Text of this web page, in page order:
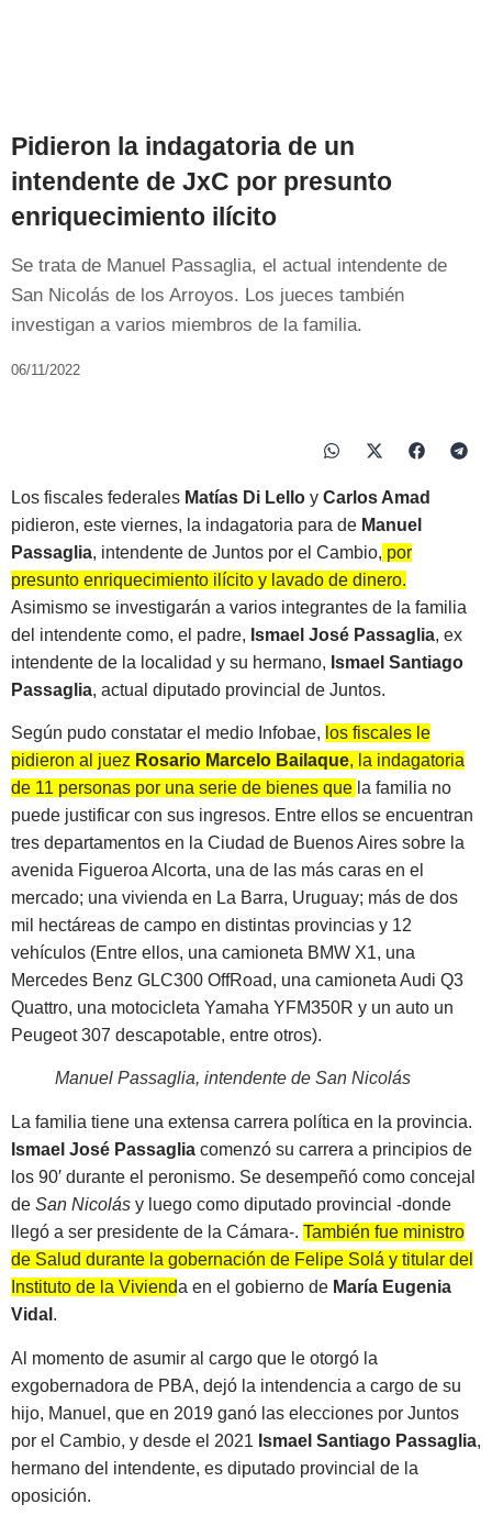
Pidieron la indagatoria de un
intendente de JxC por presunto
enriquecimiento ilícito
Se trata de Manuel Passaglia, el actual intendente de
San Nicolás de los Arroyos. Los jueces también
investigan a varios miembros de la familia.
06/11/2022
Los fiscales federales Matías Di Lello y Carlos Amad
pidieron, este viernes, la indagatoria para de Manuel
Passaglia, intendente de Juntos por el Cambio, por
presunto enriquecimiento ilícito y lavado de dinero.
Asimismo se investigarán a varios integrantes de la familia
del intendente como, el padre, Ismael José Passaglia, ex
intendente de la localidad y su hermano, Ismael Santiago
Passaglia, actual diputado provincial de Juntos.
Según pudo constatar el medio Infobae, los fiscales le
pidieron al juez Rosario Marcelo Bailaque, la indagatoria
de 11 personas por una serie de bienes que la familia no
puede justificar con sus ingresos. Entre ellos se encuentran
tres departamentos en la Ciudad de Buenos Aires sobre la
avenida Figueroa Alcorta, una de las más caras en el
mercado; una vivienda en La Barra, Uruguay; más de dos
mil hectáreas de campo en distintas provincias y 12
vehículos (Entre ellos, una camioneta BMW X1, una
Mercedes Benz GLC300 OffRoad, una camioneta Audi Q3
Quattro, una motocicleta Yamaha YFM350R y un auto un
Peugeot 307 descapotable, entre otros).
Manuel Passaglia, intendente de San Nicolás
La familia tiene una extensa carrera política en la provincia.
Ismael José Passaglia comenzó su carrera a principios de
los 90′ durante el peronismo. Se desempeñó como concejal
de San Nicolás y luego como diputado provincial -donde
llegó a ser presidente de la Cámara-. También fue ministro
de Salud durante la gobernación de Felipe Solá y titular del
Instituto de la Vivienda en el gobierno de María Eugenia
Vidal .
Al momento de asumir al cargo que le otorgó la
exgobernadora de PBA, dejó la intendencia a cargo de su
hijo, Manuel, que en 2019 ganó las elecciones por Juntos
por el Cambio, y desde el 2021 Ismael Santiago Passaglia,
hermano del intendente, es diputado provincial de la
oposición.